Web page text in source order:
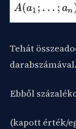
Tehát
darabszámával.
Ebből
(kapott érték/